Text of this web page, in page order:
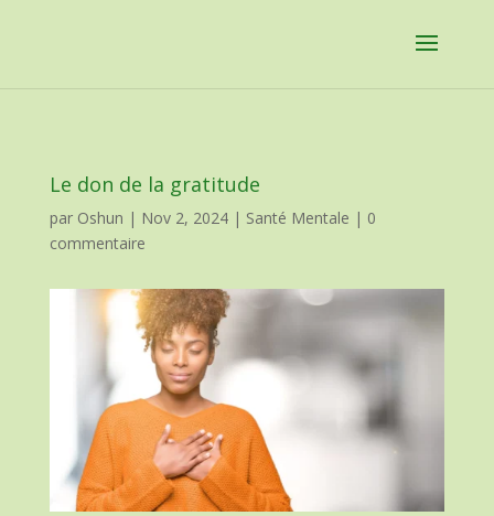
Le don de la gratitude
par Oshun | Nov 2, 2024| Santé Mentale | 0
commentaire